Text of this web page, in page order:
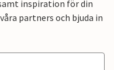
inspiration för din
partners och bjuda in